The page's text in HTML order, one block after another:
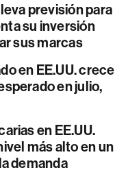
previsión para
su inversión
sus marcas
en EE.UU. crece
en julio,
en EE.UU.
más alto en un
demanda